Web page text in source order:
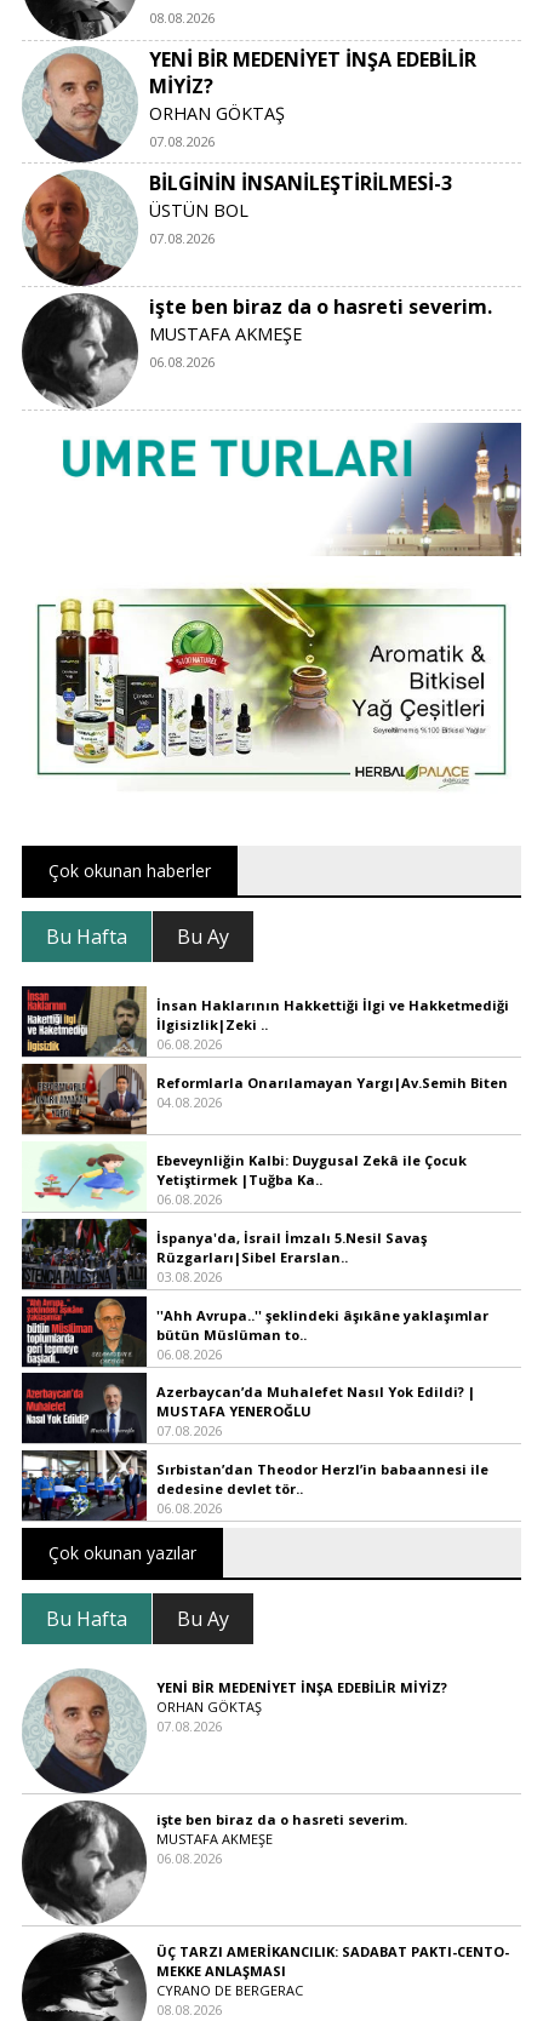
08.08.2026
YENİ BİR MEDENİYET İNŞA EDEBİLİR
MİYİZ?
ORHAN GÖKTAŞ
07.08.2026
BİLGİNİN İNSANİLEŞTİRİLMESİ-3
ÜSTÜN BOL
07.08.2026
işte ben biraz da o hasreti severim.
MUSTAFA AKMEŞE
06.08.2026
Çok okunan haberler
Bu Hafta Bu Ay
İnsan Haklarının Hakkettiği İlgi ve Hakketmediği
İlgisizlik|Zeki ..
06.08.2026
Reformlarla Onarılamayan Yargı|Av.Semih Biten
04.08.2026
Ebeveynliğin Kalbi: Duygusal Zekâ ile Çocuk
Yetiştirmek |Tuğba Ka..
06.08.2026
İspanya'da, İsrail İmzalı 5.Nesil Savaş
Rüzgarları|Sibel Erarslan..
03.08.2026
''Ahh Avrupa..'' şeklindeki âşıkâne yaklaşımlar
bütün Müslüman to..
06.08.2026
Azerbaycan’da Muhalefet Nasıl Yok Edildi? |
MUSTAFA YENEROĞLU
07.08.2026
Sırbistan’dan Theodor Herzl’in babaannesi ile
dedesine devlet tör..
06.08.2026
Çok okunan yazılar
Bu Hafta Bu Ay
YENİ BİR MEDENİYET İNŞA EDEBİLİR MİYİZ?
ORHAN GÖKTAŞ
07.08.2026
işte ben biraz da o hasreti severim.
MUSTAFA AKMEŞE
06.08.2026
ÜÇ TARZI AMERİKANCILIK: SADABAT PAKTI-CENTO-
MEKKE ANLAŞMASI
CYRANO DE BERGERAC
08.08.2026